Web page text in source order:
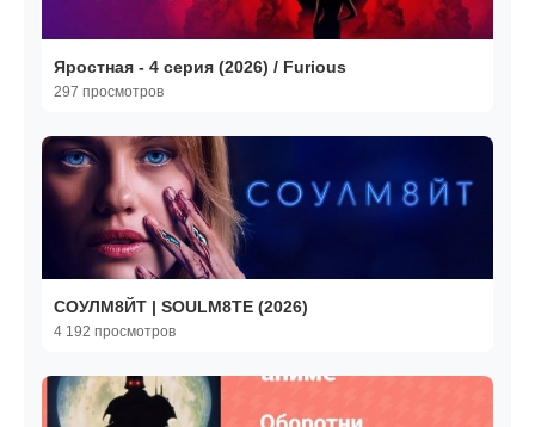
Яростная - 4 серия (2026) / Furious
297 просмотров
СОУЛМ8ЙТ | SOULM8TE (2026)
4 192 просмотров